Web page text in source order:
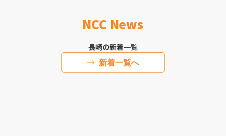
NCC News
長崎の新着一覧
新着一覧へ